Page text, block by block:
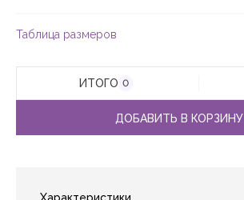
Таблица размеров
ИТОГО 0
ДОБАВИТЬ В КОРЗИНУ